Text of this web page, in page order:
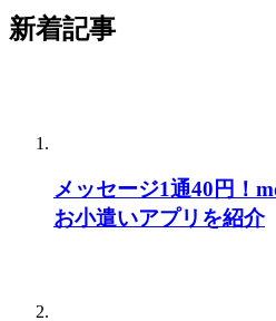
新着記事
メッセージ1通40円！
お小遣いアプリを紹介